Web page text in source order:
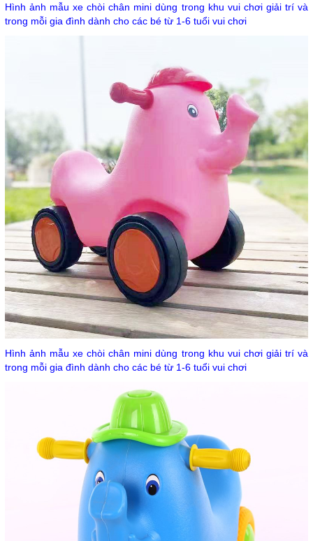
Hình ảnh mẫu xe chòi chân mini dùng trong khu vui chơi giải trí và
trong mỗi gia đình dành cho các bé từ 1-6 tuổi vui chơi
Hình ảnh mẫu xe chòi chân mini dùng trong khu vui chơi giải trí và
trong mỗi gia đình dành cho các bé từ 1-6 tuổi vui chơi